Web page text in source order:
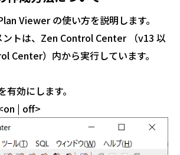
Viewer の使い方を説明します。
ントは、Zen Control Center （v13 以
Center）内から実行しています。
効にします。
| off>